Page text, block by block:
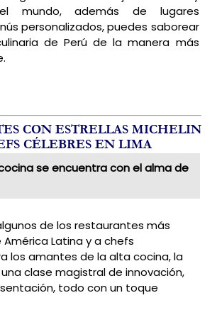
mundo, además de lugares
personalizados, puedes saborear
de Perú de la manera más
CON ESTRELLAS MICHELIN
CÉLEBRES EN LIMA
se encuentra con el alma de
de los restaurantes más
Latina y a chefs
los amantes de la alta cocina, la
clase magistral de innovación,
todo con un toque